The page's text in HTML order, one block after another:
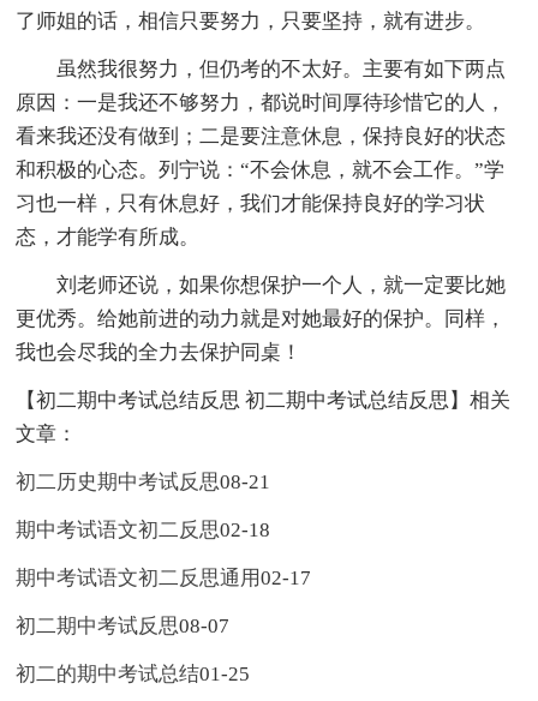
了师姐的话，相信只要努力，只要坚持，就有进步。
虽然我很努力，但仍考的不太好。主要有如下两点
原因：一是我还不够努力，都说时间厚待珍惜它的人，
看来我还没有做到；二是要注意休息，保持良好的状态
和积极的心态。列宁说：“不会休息，就不会工作。”学
习也一样，只有休息好，我们才能保持良好的学习状
态，才能学有所成。
刘老师还说，如果你想保护一个人，就一定要比她
更优秀。给她前进的动力就是对她最好的保护。同样，
我也会尽我的全力去保护同桌！
【初二期中考试总结反思 初二期中考试总结反思】相关
文章：
初二历史期中考试反思08-21
期中考试语文初二反思02-18
期中考试语文初二反思通用02-17
初二期中考试反思08-07
初二的期中考试总结01-25